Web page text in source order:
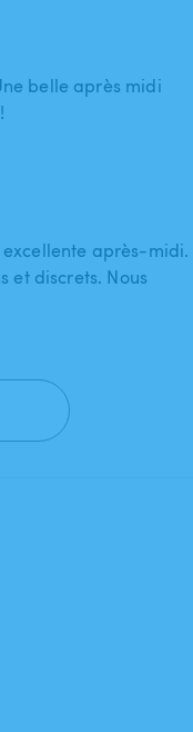
belle après midi
après-midi.
et discrets. Nous